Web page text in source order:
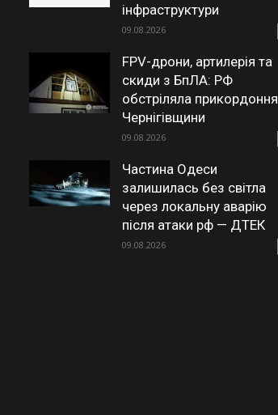
інфраструктури
09.08.2026
FPV-дрони, артилерія та
скиди з БпЛА: РФ
обстріляла прикордоння
Чернігівщини
09.08.2026
Частина Одеси
залишилась без світла
через локальну аварію
після атаки рф — ДТЕК
09.08.2026